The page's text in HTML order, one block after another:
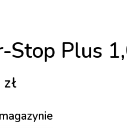
Stop Plus
zł